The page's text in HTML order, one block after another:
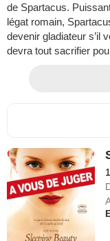
de Spartacus.
légat romain,
devenir gladiateur s’il
devra tout sacrifier